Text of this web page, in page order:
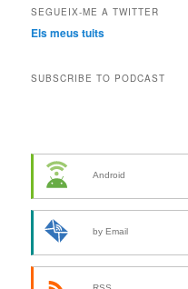
SEGUEIX-ME A TWITTER
Els meus tuits
SUBSCRIBE TO PODCAST
Android
by Email